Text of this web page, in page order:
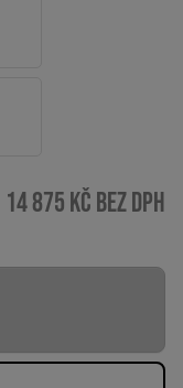
14 875 Kč bez DPH